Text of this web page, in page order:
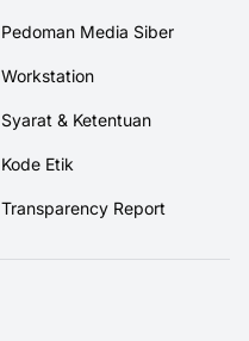
Pedoman Media Siber
Workstation
Syarat & Ketentuan
Kode Etik
Transparency Report